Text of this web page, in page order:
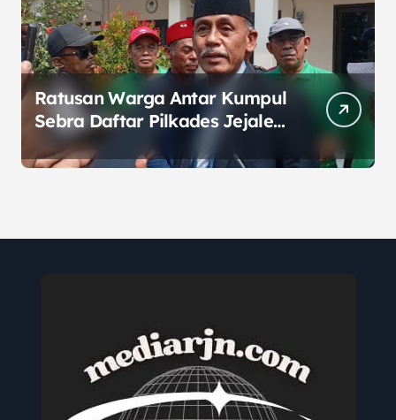
Ratusan Warga Antar Kumpul
Sebra Daftar Pilkades Jejalen
Jaya, Serukan Pemilu Damai